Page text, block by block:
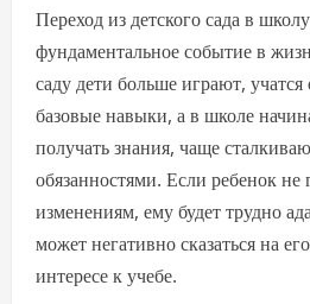
Переход из детского сада в
фундаментальное событие в
саду дети больше играют,
базовые навыки, а в школе
получать знания, чаще
обязанностями. Если ребенок не
изменениям, ему будет трудно
может негативно сказаться на
интересе к учебе.